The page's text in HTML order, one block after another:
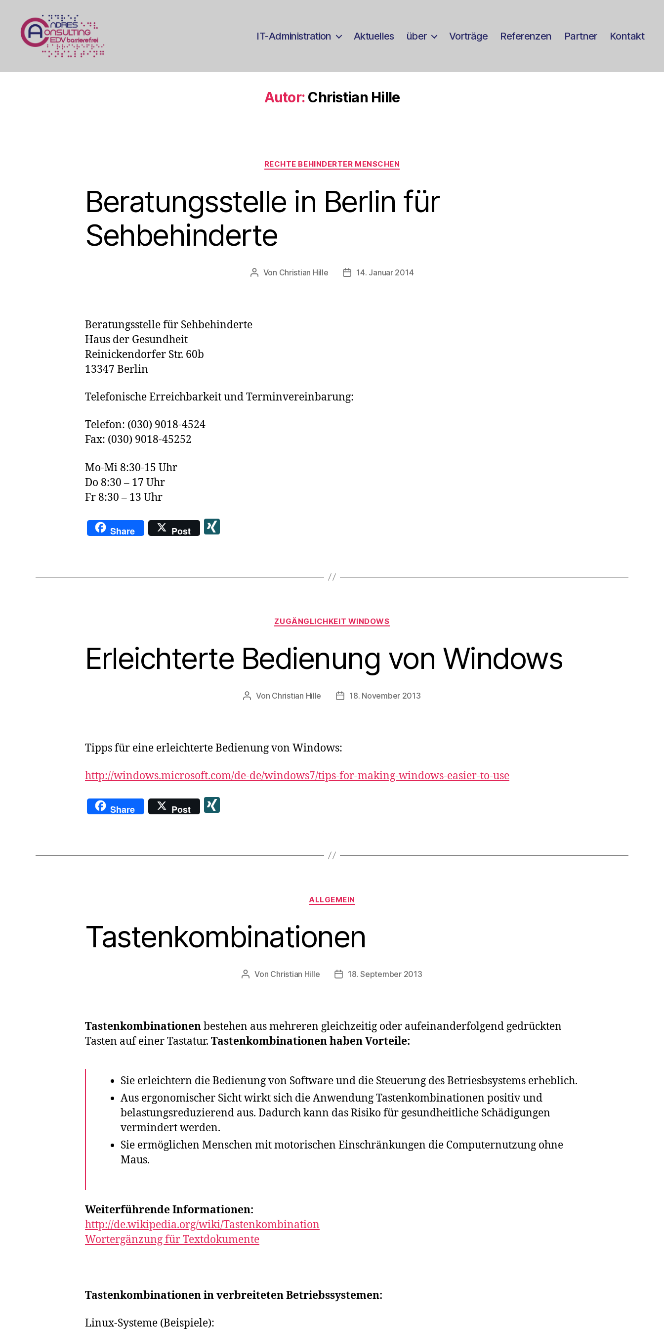
&
IT-Administration Aktuelles über Vorträge Referenzen Partner Kontakt
Autor: Christian Hille
Kategorien
RECHTE BEHINDERTER MENSCHEN
Beratungsstelle in Berlin für
Sehbehinderte
Beitragsautor
Von Christian Hille Beitragsdatum
14. Januar 2014
Beratungsstelle für Sehbehinderte
Haus der Gesundheit
Reinickendorfer Str. 60b
13347 Berlin
Telefonische Erreichbarkeit und Terminvereinbarung:
Telefon: (030) 9018-4524
Fax: (030) 9018-45252
Mo-Mi 8:30-15 Uhr
Do 8:30 – 17 Uhr
Fr 8:30 – 13 Uhr
Share Post
G
Kategorien
ZUGÄNGLICHKEIT WINDOWS
Erleichterte Bedienung von Windows
Beitragsautor
Von Christian Hille Beitragsdatum
18. November 2013
Tipps für eine erleichterte Bedienung von Windows:
http://windows.microsoft.com/de-de/windows7/tips-for-making-windows-easier-to-use
Share Post
G
Kategorien
ALLGEMEIN
Tastenkombinationen
Beitragsautor
Von Christian Hille Beitragsdatum
18. September 2013
Tastenkombinationenbestehen aus mehreren gleichzeitig oder aufeinanderfolgend gedrückten
Tasten auf einer Tastatur. Tastenkombinationen haben Vorteile:
Sie erleichtern die Bedienung von Software und die Steuerung des Betriesbsystems erheblich.
Aus ergonomischer Sicht wirkt sich die Anwendung Tastenkombinationen positiv und
belastungsreduzierend aus. Dadurch kann das Risiko für gesundheitliche Schädigungen
vermindert werden.
Sie ermöglichen Menschen mit motorischen Einschränkungen die Computernutzung ohne
Maus.
Weiterführende Informationen:
http://de.wikipedia.org/wiki/Tastenkombination
Wortergänzung für Textdokumente
Tastenkombinationen in verbreiteten Betriebssystemen:
Linux-Systeme (Beispiele):